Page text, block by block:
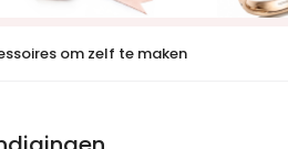
om zelf te maken